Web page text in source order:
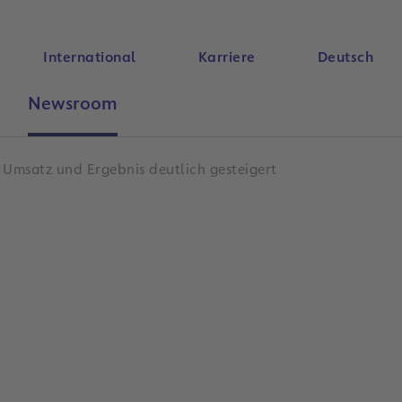
International Karriere Deutsch
Newsroom
und Ergebnis deutlich gesteigert